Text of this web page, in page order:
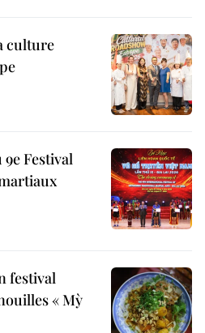
culture
Festival
festival
« Mỳ